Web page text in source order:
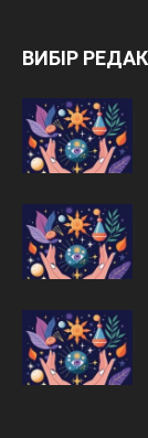
ВИБІР